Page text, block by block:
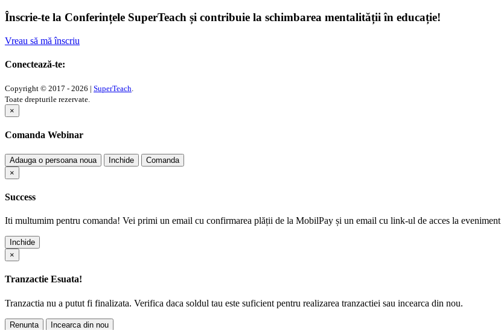
Înscrie-te la Conferințele SuperTeach și contribuie la schimbarea mentalității în educație!
Vreau să mă înscriu
Conectează-te:
Copyright © 2017 - 2026 | SuperTeach.
Toate drepturile rezervate.
×
Comanda Webinar
Adauga o persoana noua Inchide
Comanda
×
Success
Iti multumim pentru comanda! Vei primi un email cu confirmarea plății de la MobilPay și un email cu link-ul de acces la
Inchide
×
Tranzactie Esuata!
Tranzactia nu a putut fi finalizata. Verifica daca soldul tau este suficient pentru realizarea tranzactiei sau incearca din nou.
Renunta
Incearca din nou